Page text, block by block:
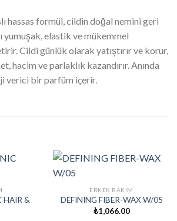
hassas formül, cildin doğal nemini geri
yumuşak, elastik ve mükemmel
Cildi günlük olarak yatıştırır ve korur,
hacim ve parlaklık kazandırır. Anında
verici bir parfüm içerir.
HAIR &
ERKEK BAKIM
DEFINING FIBER-WAX W/05
₺1,066.00